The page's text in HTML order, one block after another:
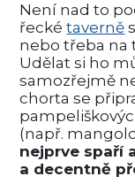
Není nad to
řeckétaverně
nebo třeba na
Udělat si ho
samozřejmě
chorta se
(např.
nejprve spaří
a decentně